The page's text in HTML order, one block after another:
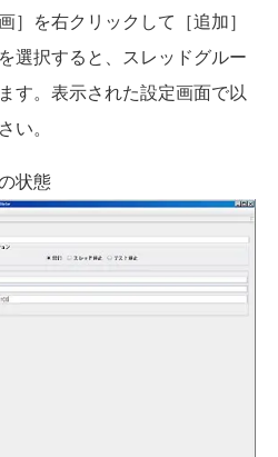
］を右クリックして［追加］
選択すると、スレッドグルー
す。表示された設定画面で以
い。
状態